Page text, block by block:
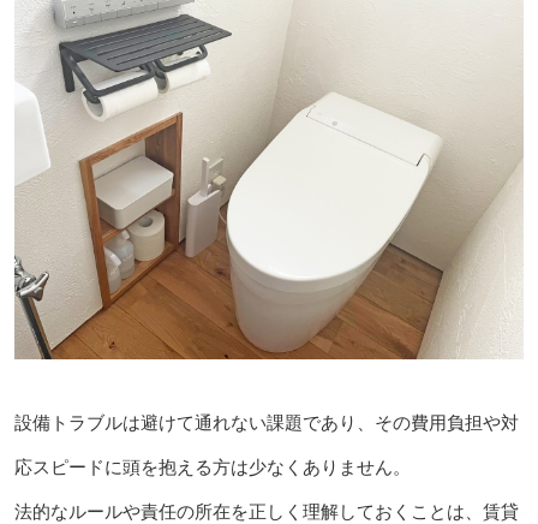
設備トラブルは避けて通れない課題であり、その費用負担や対
応スピードに頭を抱える方は少なくありません。
法的なルールや責任の所在を正しく理解しておくことは、賃貸